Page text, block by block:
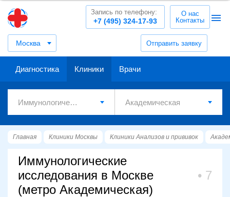
Москва Отправить заявку
+7 (495) 324-17-93
Запись по телефону:
О нас
Контакты
Диагностика Клиники Врачи
Главная Клиники Москвы Клиники Анализов и прививок
Иммунологические
исследования в Москве
(метро Академическая)
7